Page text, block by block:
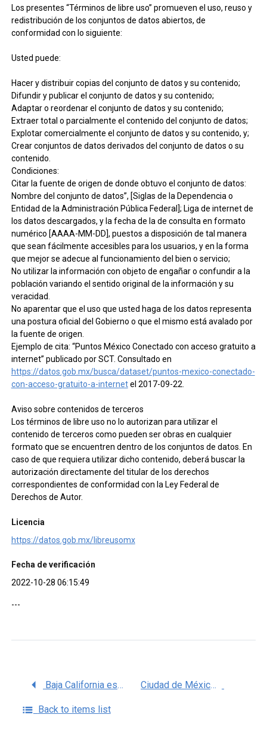
Los presentes “Términos de libre uso” promueven el uso, reuso y
redistribución de los conjuntos de datos abiertos, de
conformidad con lo siguiente:
Usted puede:
Hacer y distribuir copias del conjunto de datos y su contenido;
Difundir y publicar el conjunto de datos y su contenido;
Adaptar o reordenar el conjunto de datos y su contenido;
Extraer total o parcialmente el contenido del conjunto de datos;
Explotar comercialmente el conjunto de datos y su contenido, y;
Crear conjuntos de datos derivados del conjunto de datos o su
contenido.
Condiciones:
Citar la fuente de origen de donde obtuvo el conjunto de datos:
Nombre del conjunto de datos”, [Siglas de la Dependencia o
Entidad de la Administración Pública Federal]; Liga de internet de
los datos descargados, y la fecha de la de consulta en formato
numérico [AAAA-MM-DD], puestos a disposición de tal manera
que sean fácilmente accesibles para los usuarios, y en la forma
que mejor se adecue al funcionamiento del bien o servicio;
No utilizar la información con objeto de engañar o confundir a la
población variando el sentido original de la información y su
veracidad.
No aparentar que el uso que usted haga de los datos representa
una postura oficial del Gobierno o que el mismo está avalado por
la fuente de origen.
Ejemplo de cita: “Puntos México Conectado con acceso gratuito a
internet” publicado por SCT. Consultado en
https://datos.gob.mx/busca/dataset/puntos-mexico-conectado-
con-acceso-gratuito-a-internetel 2017-09-22.
Aviso sobre contenidos de terceros
Los términos de libre uso no lo autorizan para utilizar el
contenido de terceros como pueden ser obras en cualquier
formato que se encuentren dentro de los conjuntos de datos. En
caso de que requiera utilizar dicho contenido, deberá buscar la
autorización directamente del titular de los derechos
correspondientes de conformidad con la Ley Federal de
Derechos de Autor.
Licencia
https://datos.gob.mx/libreusomx
Fecha de verificación
2022-10-28 06:15:49
---
Baja California estudio epidemiológico de caso sospechoso de enfermedad respiratoria viral al momento que se identifica en las unidades médicas del Sector Salud, Bases de datos COVID 19 en México Ciudad de México, Sector SEMAR-CDMX, estudio epidemiológico de caso sospechoso de enfermedad respiratoria viral al momento que se identifica en las unidades médicas del Sector Salud, Bases de datos COVID 19 en México
Back to items list